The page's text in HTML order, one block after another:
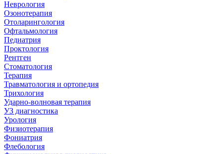
Неврология
Озонотерапия
Отоларингология
Офтальмология
Педиатрия
Проктология
Рентген
Стоматология
Терапия
Травматология и ортопедия
Трихология
Ударно-волновая терапия
УЗ диагностика
Урология
Физиотерапия
Фониатрия
Флебология